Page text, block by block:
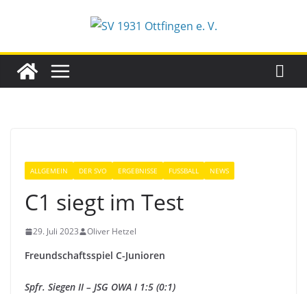
ALLGEMEIN DER SVO ERGEBNISSE FUSSBALL NEWS
C1 siegt im Test
29. Juli 2023 Oliver Hetzel
Freundschaftsspiel C-Junioren
Spfr. Siegen II – JSG OWA I 1:5 (0:1)